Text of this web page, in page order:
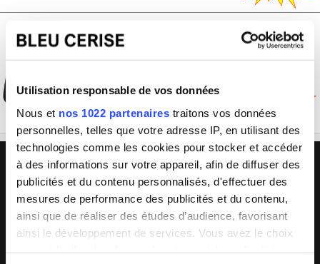
Utilisation responsable de vos données
Nous et nos 1022 partenaires traitons vos données
personnelles, telles que votre adresse IP, en utilisant des
technologies comme les cookies pour stocker et accéder
à des informations sur votre appareil, afin de diffuser des
publicités et du contenu personnalisés, d'effectuer des
mesures de performance des publicités et du contenu,
ainsi que de réaliser des études d’audience, favorisant
ainsi le développement de services. Vous avez le choix
Sac de voyage week-end 31L et sport
Degré sans roulettes
15.00€
DE0060
L'avantage Bleu Cerise
🏪
33 magasins
Grand Sud-Est de la France
💬
Conseils experts
en boutique & en ligne
🔧
SAV & réparations
🔄
Arrivages fréquents